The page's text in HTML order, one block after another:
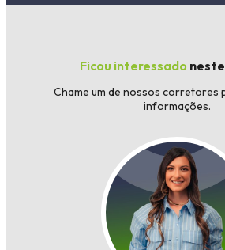
Ficou interessado
Chame um de nossos corretores
informações.